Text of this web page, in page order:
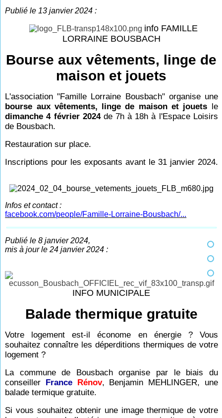
Publié le 13 janvier 2024 :
info FAMILLE
LORRAINE BOUSBACH
Bourse aux vêtements, linge de
maison et jouets
L'association "Famille Lorraine Bousbach" organise une
bourse aux vêtements, linge de maison et jouets le
dimanche 4 février 2024de 7h à 18h à l'Espace Loisirs
de Bousbach.
Restauration sur place.
Inscriptions pour les exposants avant le 31 janvier 2024.
Infos et contact :
facebook.com/people/Famille-Lorraine-Bousbach/...
Publié le 8 janvier 2024,
mis à jour le 24 janvier 2024 :
INFO MUNICIPALE
Balade thermique gratuite
Votre logement est-il économe en énergie ? Vous
souhaitez connaître les déperditions thermiques de votre
logement ?
La commune de Bousbach organise par le biais du
conseiller France Rénov, Benjamin MEHLINGER, une
balade termique gratuite.
Si vous souhaitez obtenir une image thermique de votre